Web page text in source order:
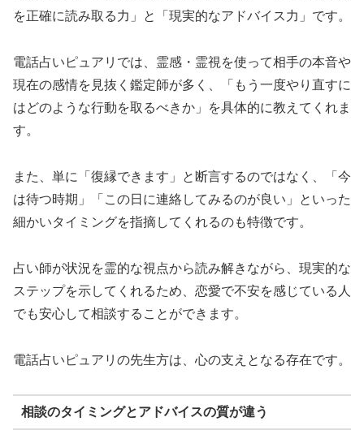
を正確に読み取る力」と「現実的なアドバイス力」です。
電話占いピュアリでは、霊感・霊視を使って相手の本音や
現在の感情を見抜く鑑定師が多く、「もう一度やり直すに
はどのような行動を取るべきか」を具体的に教えてくれま
す。
また、単に「復縁できます」と断言するのではなく、「今
は待つ時期」「この日に連絡してみるのが良い」といった
細かいタイミングを指摘してくれるのも特徴です。
占い師が状況を霊的な視点から読み解きながら、現実的な
ステップを示してくれるため、恋愛で不安を感じている人
でも安心して相談することができます。
電話占いピュアリの先生方は、心の支えとなる存在です。
相談のタイミングとアドバイスの質が違う